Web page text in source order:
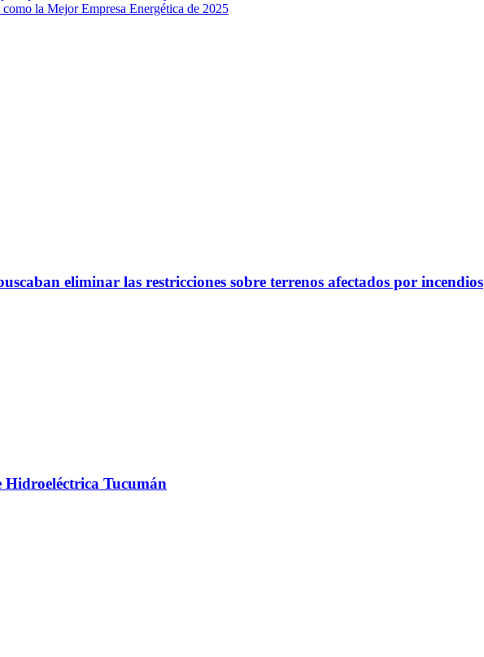
la Mejor Empresa Energética de 2025
eliminar las restricciones sobre terrenos afectados por incendios
Hidroeléctrica Tucumán